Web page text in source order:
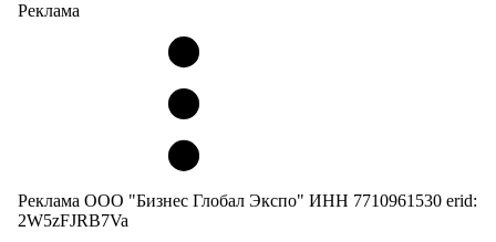
Реклама
Реклама ООО "Бизнес Глобал Экспо" ИНН 7710961530 erid:
2W5zFJRB7Va